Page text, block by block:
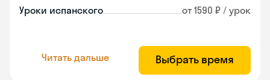
Уроки испанского от 1590 ₽ / урок
Читать дальше Выбрать время